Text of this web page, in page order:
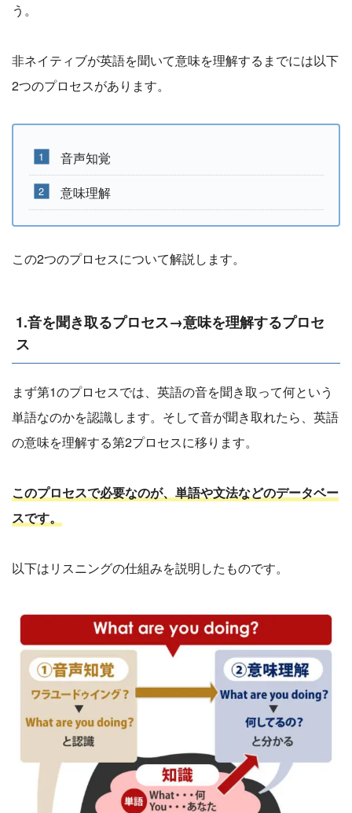
う。
非ネイティブが英語を聞いて意味を理解するまでには以下
2つのプロセスがあります。
音声知覚
意味理解
この2つのプロセスについて解説します。
1.音を聞き取るプロセス→意味を理解するプロセ
ス
まず第1のプロセスでは、英語の音を聞き取って何という
単語なのかを認識します。そして音が聞き取れたら、英語
の意味を理解する第2プロセスに移ります。
このプロセスで必要なのが、単語や文法などのデータベー
スです。
以下はリスニングの仕組みを説明したものです。